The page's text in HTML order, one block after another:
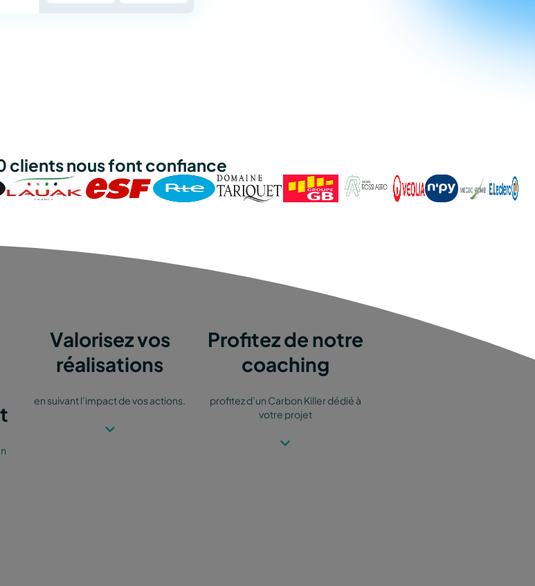
clients nous font confiance
Valorisez vos
réalisations
en suivant l’impact de vos actions.
Profitez de notre
coaching
profitez d’un Carbon Killer dédié à
votre projet